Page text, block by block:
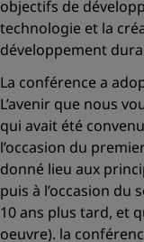
objectifs de
technologie et la
développement
La conférence a
L’avenir que nous
qui avait été
l’occasion du
donné lieu aux
puis à l’occasion du
10 ans plus tard, et
oeuvre). la